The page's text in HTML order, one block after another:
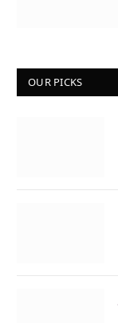
OUR PICKS